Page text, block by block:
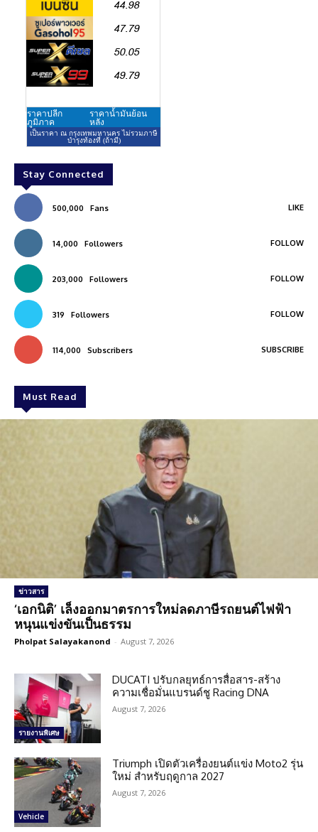
Stay Connected
500,000 Fans LIKE
14,000 Followers FOLLOW
203,000 Followers FOLLOW
319 Followers FOLLOW
114,000 Subscribers SUBSCRIBE
Must Read
ข่าวสาร
‘เอกนิติ’ เล็งออกมาตรการใหม่ลดภาษีรถยนต์ไฟฟ้า
หนุนแข่งขันเป็นธรรม
Pholpat Salayakanond - August 7, 2026
รายงานพิเศษ
DUCATI ปรับกลยุทธ์การสื่อสาร-สร้าง
ความเชื่อมั่นแบรนด์ชู Racing DNA
August 7, 2026
Vehicle
Triumph เปิดตัวเครื่องยนต์แข่ง Moto2 รุ่น
ใหม่ สำหรับฤดูกาล 2027
August 7, 2026